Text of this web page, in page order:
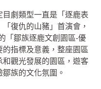
劇類型一直是「逐鹿表
復仇的山豬」首演會，
「鄒族逐鹿文創園區-優
指標及意義，整座園區
觀光發展的園區，遊客
族的文化氛圍。